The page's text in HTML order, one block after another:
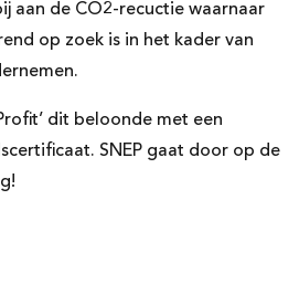
aan de CO2-recuctie waarnaar
op zoek is in het kader van
dit beloonde met een
SNEP gaat door op de